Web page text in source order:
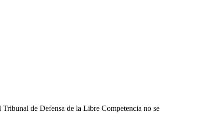
de Defensa de la Libre Competencia no se